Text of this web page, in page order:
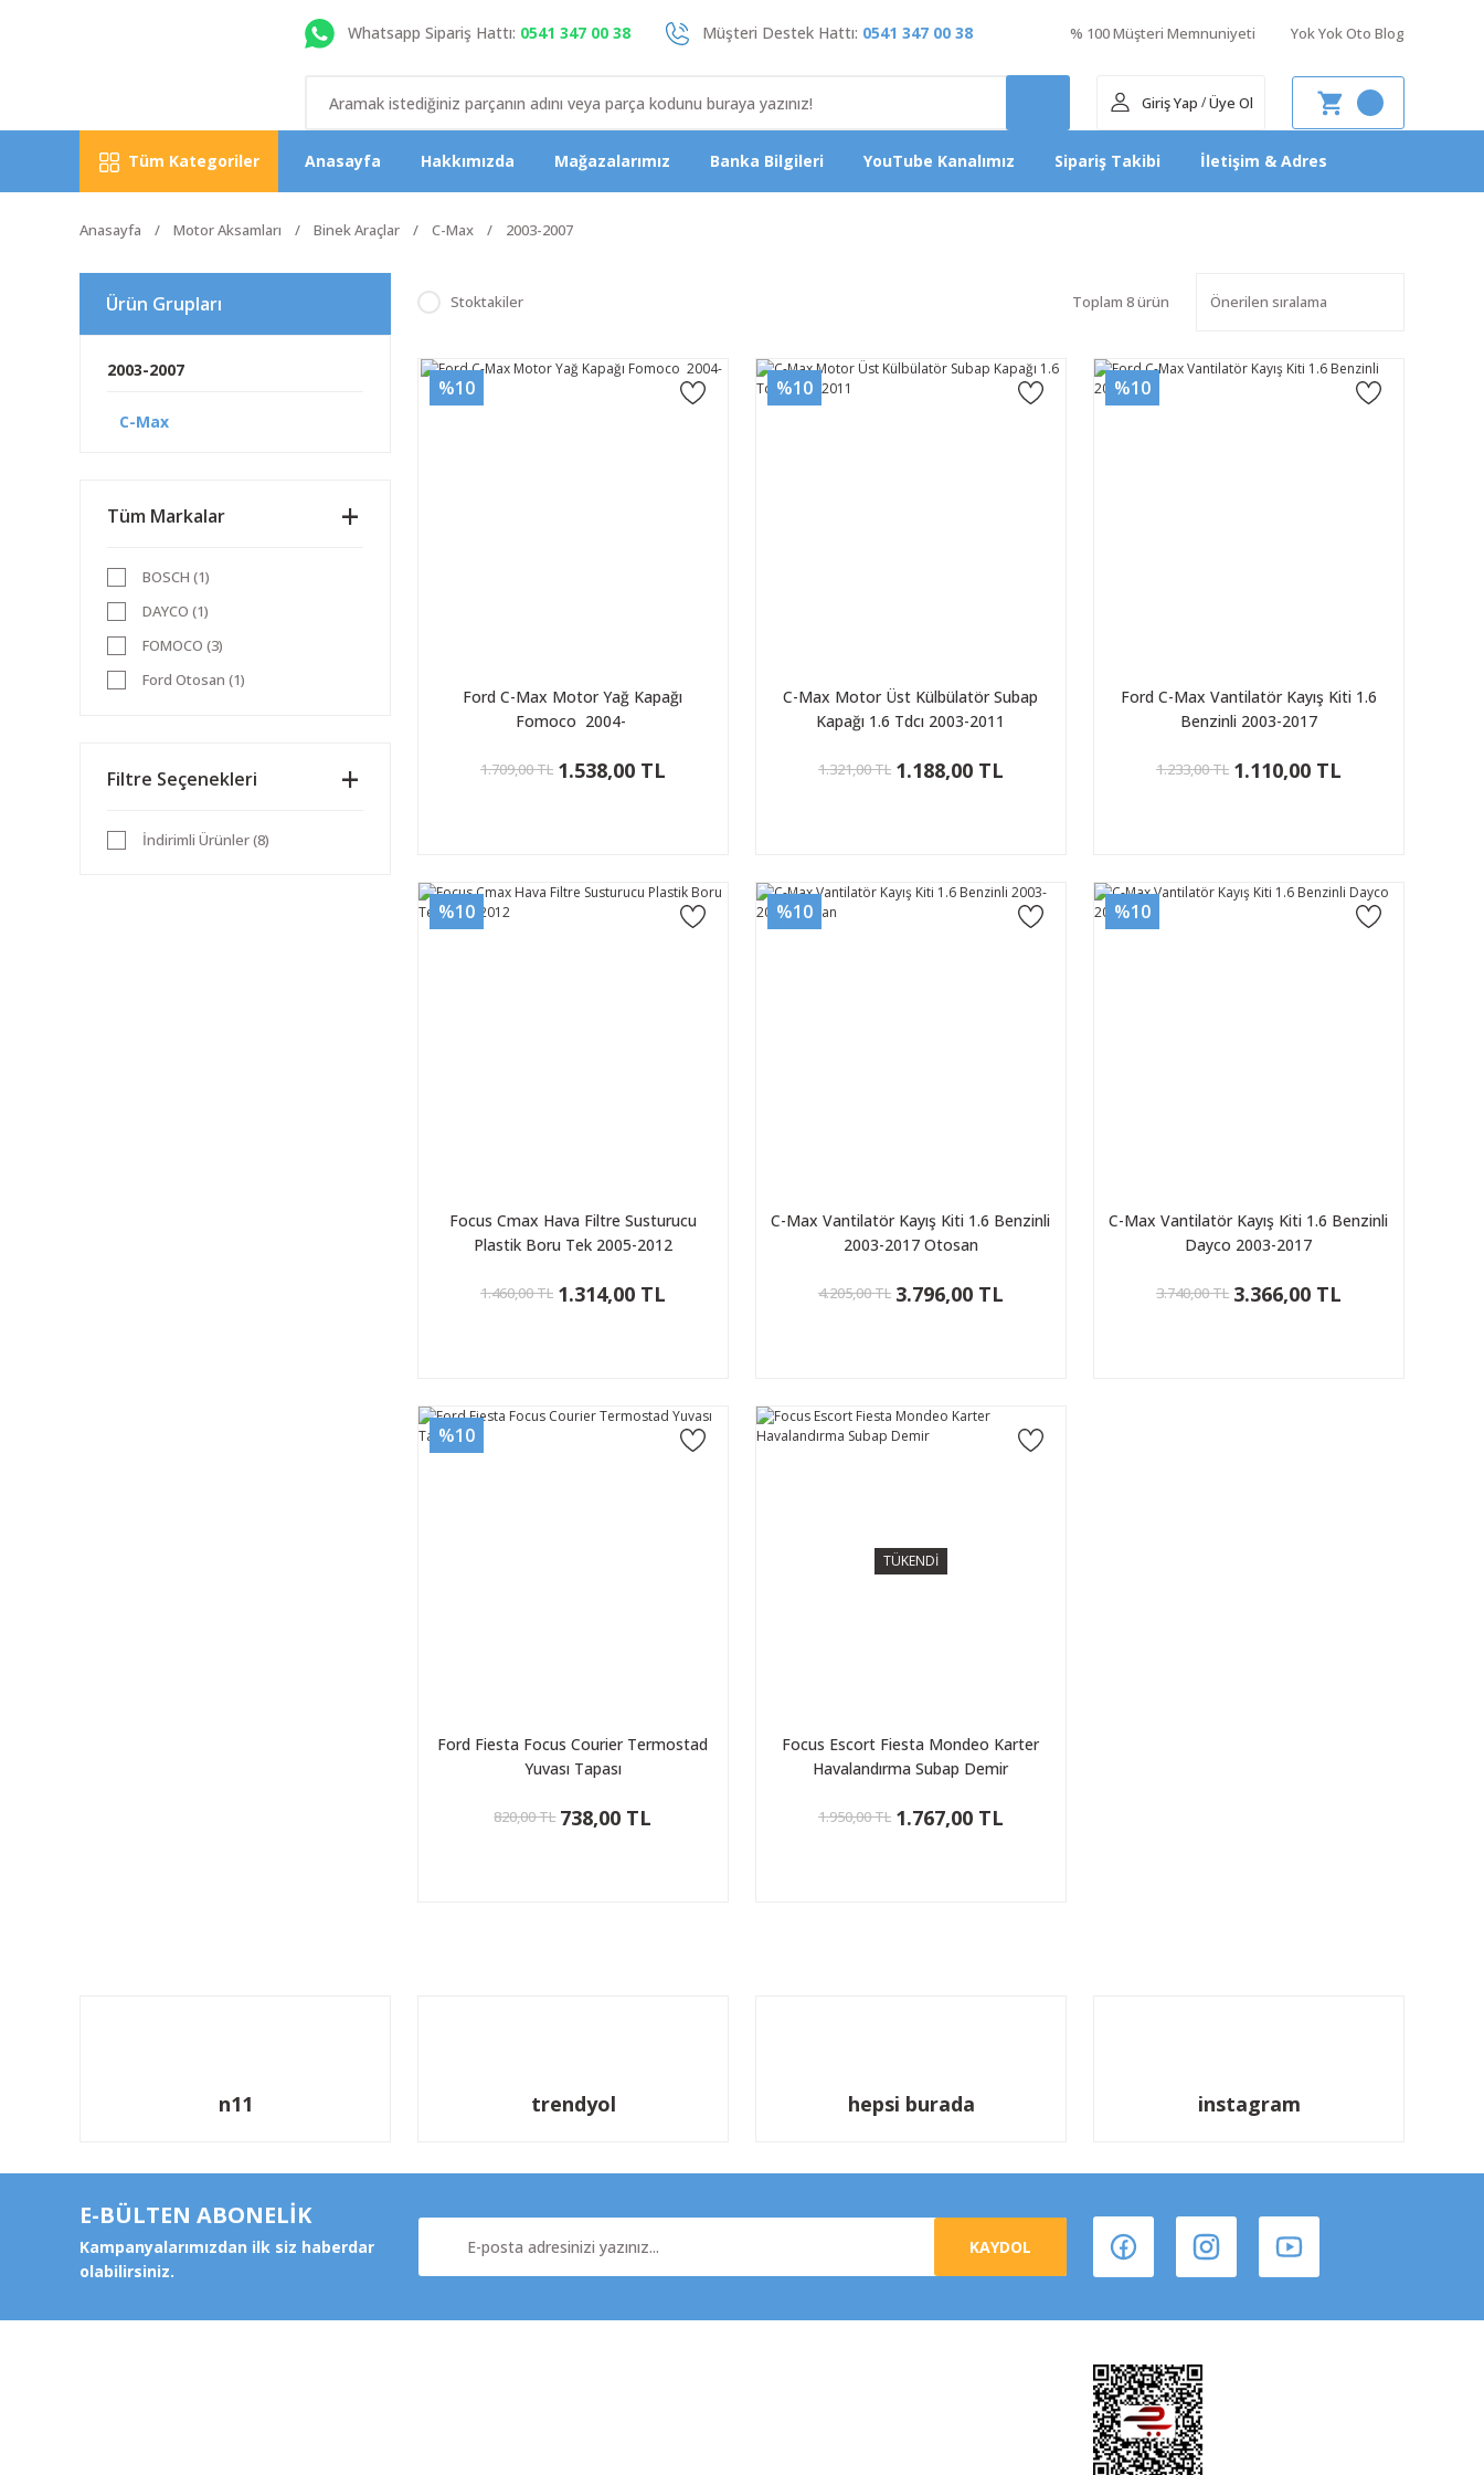
Whatsapp Sipariş Hattı: 0541 347 00 38 Müşteri Destek Hattı: 0541 347 00 38 % 100 Müşteri Memnuniyeti Yok Yok Oto Blog
Giriş Yap /Üye Ol
Tüm Kategoriler Anasayfa Hakkımızda Mağazalarımız Banka Bilgileri YouTube Kanalımız Sipariş Takibi İletişim & Adres
Anasayfa Motor Aksamları Binek Araçlar C-Max 2003-2007
Ürün Grupları
2003-2007
C-Max
Tüm Markalar
BOSCH (1)
DAYCO (1)
FOMOCO (3)
Ford Otosan (1)
Filtre Seçenekleri
İndirimli Ürünler (8)
Stoktakiler Toplam 8 ürün
%10
Ford C-Max Motor Yağ Kapağı
Fomoco 2004-
1.709,00 TL 1.538,00 TL
%10
C-Max Motor Üst Külbülatör Subap
Kapağı 1.6 Tdcı 2003-2011
1.321,00 TL 1.188,00 TL
%10
Ford C-Max Vantilatör Kayış Kiti 1.6
Benzinli 2003-2017
1.233,00 TL 1.110,00 TL
%10
Focus Cmax Hava Filtre Susturucu
Plastik Boru Tek 2005-2012
1.460,00 TL 1.314,00 TL
%10
C-Max Vantilatör Kayış Kiti 1.6 Benzinli
2003-2017 Otosan
4.205,00 TL 3.796,00 TL
%10
C-Max Vantilatör Kayış Kiti 1.6 Benzinli
Dayco 2003-2017
3.740,00 TL 3.366,00 TL
%10
Ford Fiesta Focus Courier Termostad
Yuvası Tapası
820,00 TL 738,00 TL
TÜKENDİ
Focus Escort Fiesta Mondeo Karter
Havalandırma Subap Demir
1.950,00 TL 1.767,00 TL
n11 trendyol hepsi burada instagram
E-BÜLTEN ABONELİK
Kampanyalarımızdan ilk siz haberdar
olabilirsiniz.
KAYDOL